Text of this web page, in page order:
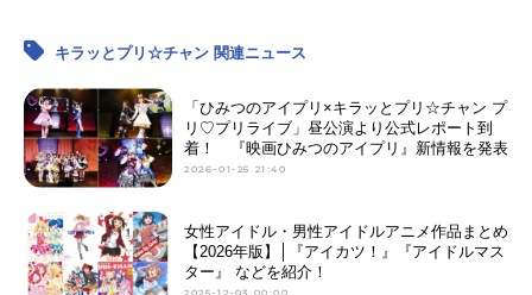
キラッとプリ☆チャン 関連ニュース
「ひみつのアイプリ×キラッとプリ☆チャン プ
リ♡プリライブ」昼公演より公式レポート到
着！ 『映画ひみつのアイプリ』新情報を発表
2026-01-25 21:40
女性アイドル・男性アイドルアニメ作品まとめ
【2026年版】│『アイカツ！』『アイドルマス
ター』 などを紹介！
2025-12-03 00:00